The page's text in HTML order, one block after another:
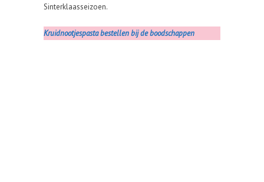
Sinterklaasseizoen.
Kruidnootjespasta bestellen bij de boodschappen